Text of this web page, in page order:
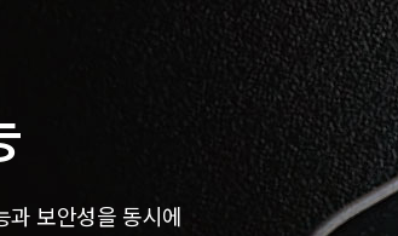
보안성을 동시에